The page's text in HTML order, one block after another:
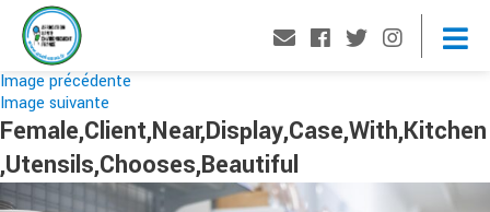
Image précédente
Image suivante
Female,Client,Near,Display,Case,With,Kitchen
,Utensils,Chooses,Beautiful